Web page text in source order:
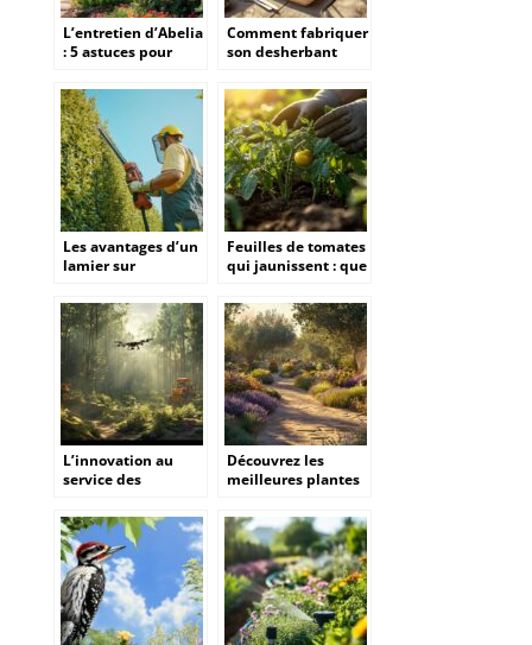
L’entretien d’Abelia
: 5 astuces pour
arbuste pendant la
saison froide
Comment fabriquer
son desherbant
maison sans risque
pour vos plantes
ornementales
Les avantages d’un
lamier sur
l’élagage
professionnel
Feuilles de tomates
qui jaunissent : que
efficacement vos
plants mal arrosés ?
L’innovation au
service des
forestières robustes
et performantes
Découvrez les
meilleures plantes
pour sublimer votre
jardin